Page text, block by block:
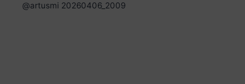
@artusmi 20260406_2009